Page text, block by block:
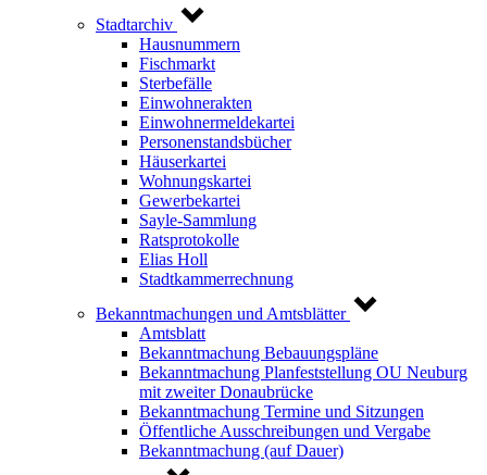
Stadtarchiv
Hausnummern
Fischmarkt
Sterbefälle
Einwohnerakten
Einwohnermeldekartei
Personenstandsbücher
Häuserkartei
Wohnungskartei
Gewerbekartei
Sayle-Sammlung
Ratsprotokolle
Elias Holl
Stadtkammerrechnung
Bekanntmachungen und Amtsblätter
Amtsblatt
Bekanntmachung Bebauungspläne
Bekanntmachung Planfeststellung OU Neuburg
mit zweiter Donaubrücke
Bekanntmachung Termine und Sitzungen
Öffentliche Ausschreibungen und Vergabe
Bekanntmachung (auf Dauer)